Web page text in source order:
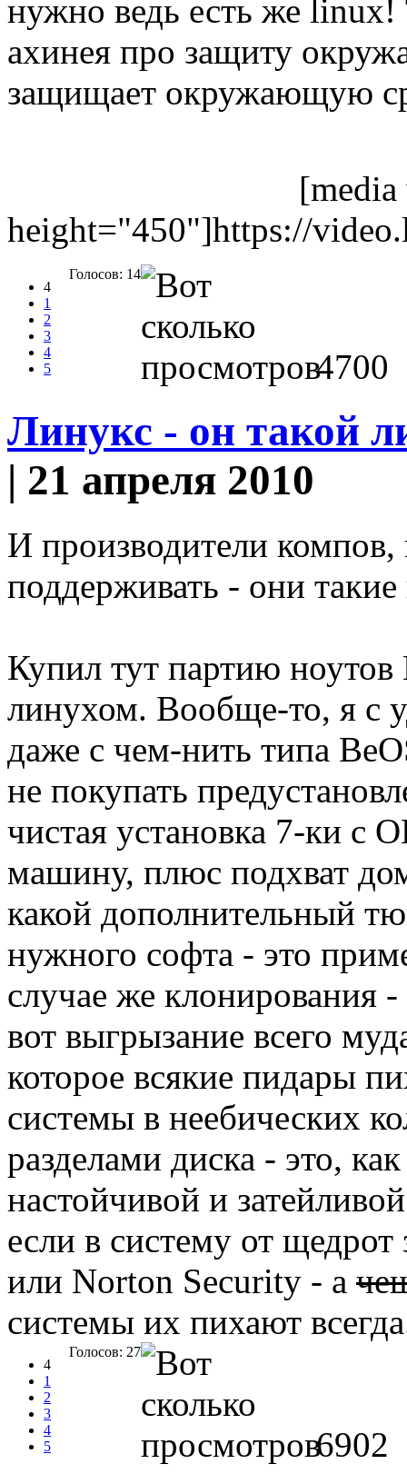
нужно ведь есть же linux!
ахинея про защиту
защищает окружающую
height="450"]https://
4
1
2
3
4
5
Голосов: 14
4700
Линукс - он такой
| 21 апреля 2010
И производители компов,
поддерживать - они
Купил тут партию
линухом. Вообще-то, я с
даже с чем-нить типа
не покупать
чистая установка 7-ки с
машину, плюс подхват
какой дополнительный
нужного софта - это
случае же клонирования
вот выгрызание всего
которое всякие пидары
системы в неебических
разделами диска - это,
настойчивой и
если в систему от
или Norton Security - а
системы их пихают
4
1
2
3
4
5
Голосов: 27
6902